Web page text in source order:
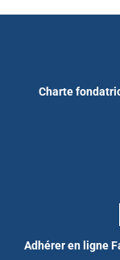
Charte
Adhérer en ligne